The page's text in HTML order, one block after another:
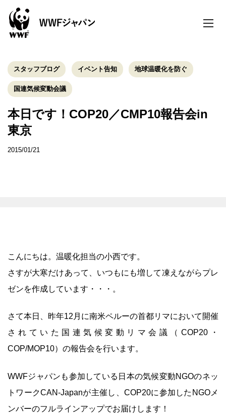
toggle
スタッフブログ イベント告知 地球温暖化を防ぐ
国連気候変動会議
本日です！COP20／CMP10報告会in
東京
2015/01/21
こんにちは。温暖化担当の小西です。
さすが大寒だけあって、いつもにも増して凍えながらプレ
ゼンを作成しています・・・。
さて本日、昨年12月に南米ペルーの首都リマにおいて開催
されていた国連気候変動リマ会議（COP20・
COP/MOP10）の報告会を行います。
WWFジャパンも参加している日本の気候変動NGOのネッ
トワークCAN-Japanが主催し、COP20に参加したNGOメ
ンバーのフルラインアップでお届けします！